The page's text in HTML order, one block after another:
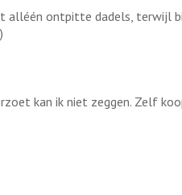
ontpitte dadels, terwijl
kan ik niet zeggen. Zelf